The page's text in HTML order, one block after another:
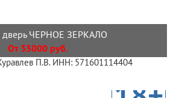
дверь ЧЕРНОЕ ЗЕРКАЛО
От 33000 руб.
П.В. ИНН: 571601114404